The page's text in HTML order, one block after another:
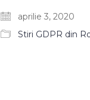
aprilie 3, 2020
Stiri GDPR din